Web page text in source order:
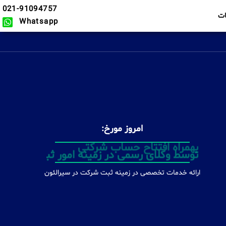
021-91094757
Whatsapp
امروز مورخ:
بهمراه افتتاح حساب شرکتی
ارائه خدمات تخصصی در زمینه ثبت شرکت در سیرالئون